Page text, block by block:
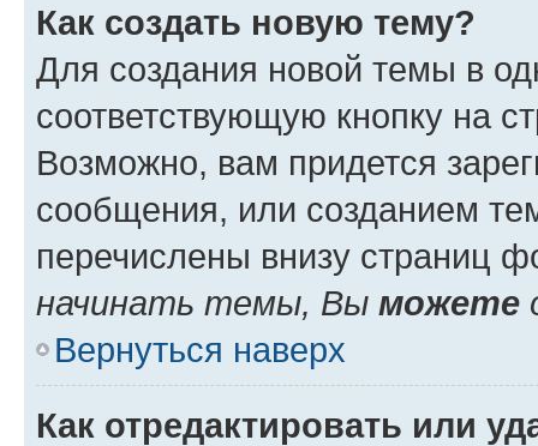
Как создать новую тему?
Для создания новой темы в
соответствующую кнопку на
Возможно, вам придется
сообщения, или созданием
перечислены внизу страниц
начинать темы, Вы можете
Вернуться наверх
Как отредактировать или